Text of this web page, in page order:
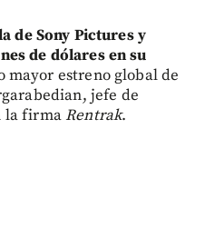
de Sony Pictures y
de dólares en su
mayor estreno global de
jefe de
la firmaRentrak.